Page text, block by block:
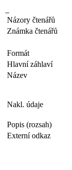
Názory čtenářů
Známka čtenářů
Formát
Hlavní záhlaví
Název
Nakl. údaje
Popis (rozsah)
Externí odkaz